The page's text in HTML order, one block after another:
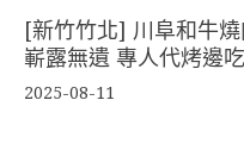
[新竹竹北] 川阜和牛
嶄露無遺 專人代烤邊
2025-08-11